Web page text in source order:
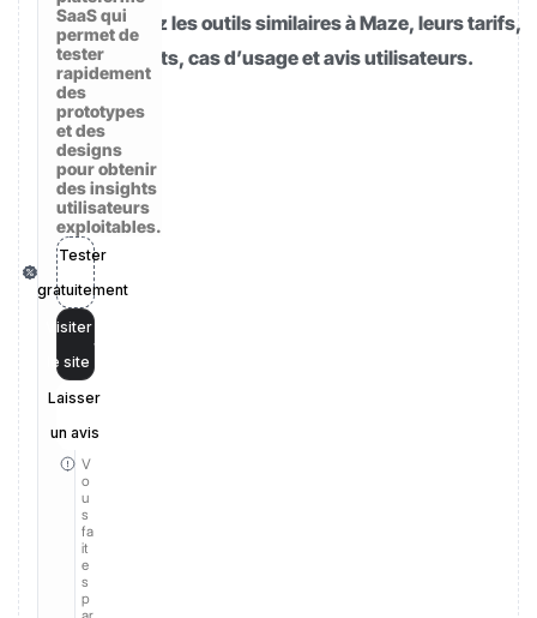
SaaS qui
permet de
tester
rapidement
des
prototypes
et des
designs
pour obtenir
des insights
utilisateurs
exploitables.
Tester
gratuitement
Visiter
le site
Laisser
un avis
V
o
u
s
fa
it
e
s
p
Comparez les outils similaires à Maze, leurs tarifs,
points forts, cas d’usage et avis utilisateurs.